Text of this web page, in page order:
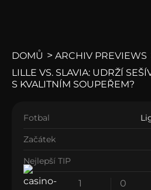
DOMŮ > ARCHIV PREVIEWS
LILLE VS. SLAVIA: UDRŽÍ
S KVALITNÍM SOUPEŘEM?
Lille
vs
Fotbal
Začátek
Nejlepší TIP
1
0